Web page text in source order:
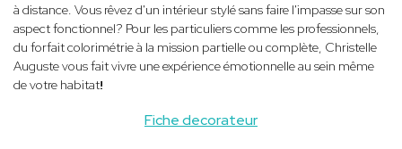
Fiche decorateur
à distance. Vous rêvez d'un intérieur stylé sans faire l'impasse sur son
aspect fonctionnel? Pour les particuliers comme les professionnels,
du forfait colorimétrie à la mission partielle ou complète, Christelle
Auguste vous fait vivre une expérience émotionnelle au sein même
de votre habitat!